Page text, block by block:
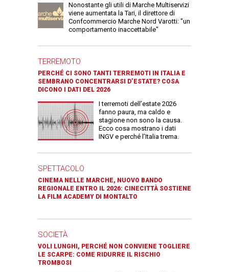
Nonostante gli utili di Marche Multiservizi
viene aumentata la Tari, il direttore di
Confcommercio Marche Nord Varotti: "un
comportamento inaccettabile"
TERREMOTO
PERCHÉ CI SONO TANTI TERREMOTI IN ITALIA E
SEMBRANO CONCENTRARSI D’ESTATE? COSA
DICONO I DATI DEL 2026
I terremoti dell’estate 2026
fanno paura, ma caldo e
stagione non sono la causa.
Ecco cosa mostrano i dati
INGV e perché l’Italia trema.
SPETTACOLO
CINEMA NELLE MARCHE, NUOVO BANDO
REGIONALE ENTRO IL 2026: CINECITTÀ SOSTIENE
LA FILM ACADEMY DI MONTALTO
SOCIETÀ
VOLI LUNGHI, PERCHÉ NON CONVIENE TOGLIERE
LE SCARPE: COME RIDURRE IL RISCHIO
TROMBOSI